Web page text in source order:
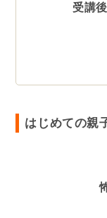
受講
はじめての親